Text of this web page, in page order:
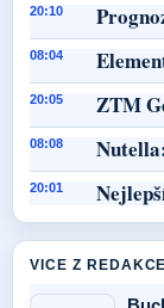
20:10
08:04
20:05 ZTM
08:08
20:01
VICE Z REDAKCE